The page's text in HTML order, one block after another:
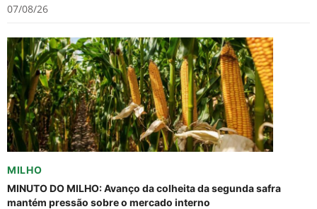
07/08/26
MILHO
MINUTO DO MILHO: Avanço da colheita da segunda safra
mantém pressão sobre o mercado interno